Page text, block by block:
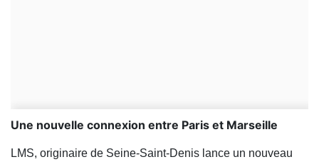
Une nouvelle connexion entre Paris et Marseille
LMS, originaire de Seine-Saint-Denis lance un nouveau